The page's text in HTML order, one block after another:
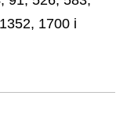
1700 i